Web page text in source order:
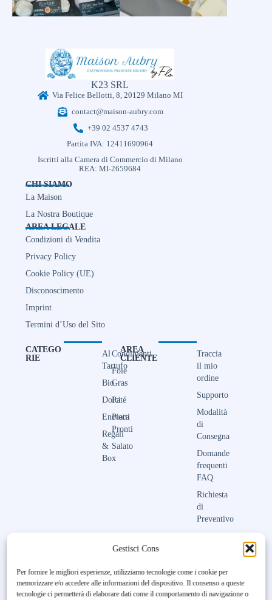
Gestisci Consenso
Per fornire le migliori esperienze, utilizziamo tecnologie come i cookie per
memorizzare e/o accedere alle informazioni del dispositivo. Il consenso a queste
tecnologie ci permetterà di elaborare dati come il comportamento di navigazione o
K23 SRL
Via Felice Bellotti, 8, 20129 Milano MI
contact@maison-aubry.com
+39 02 4537 4743
Partita IVA: 12411690964
Iscritti alla Camera di Commercio di Milano
REA: MI-2659684
CHI SIAMO
La Maison
La Nostra Boutique
AREA LEGALE
Condizioni di Vendita
Privacy Policy
Cookie Policy (UE)
Disconoscimento
Imprint
Termini d’Uso del Sito
CATEGO
RIE
Al
Tartufo
Bio
Dolci
Enoteca
Regali
&
Box
Condimenti
Foie
Gras
Paté
Piatti
Pronti
Salato
AREA
CLIENTE
Traccia
il mio
ordine
Supporto
Modalità
di
Consegna
Domande
frequenti
FAQ
Richiesta
di
Preventivo
Unfortunately, the 7-day trial
period has expired.Check our